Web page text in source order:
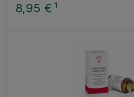
8,95 € ¹